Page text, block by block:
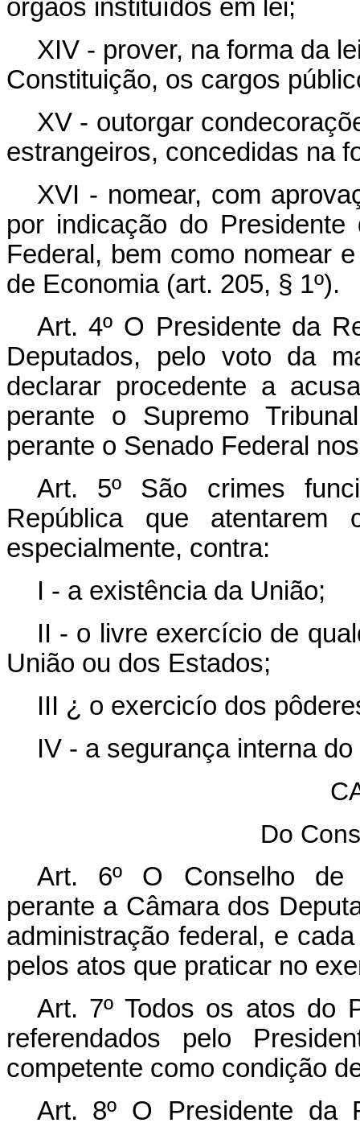
órgãos instituídos em lei;
XIV - prover, na forma da
Constituição, os cargos
XV - outorgar
estrangeiros, concedidas na
XVI - nomear, com
por indicação do
Federal, bem como nomear
de Economia (art. 205, § 1º).
Art. 4º O Presidente da
Deputados, pelo voto da
declarar procedente a
perante o Supremo
perante o Senado Federal
Art. 5º São crimes
República que atentarem
especialmente, contra:
I - a existência da União;
II - o livre exercício de
União ou dos Estados;
III ¿ o exercicío dos
IV - a segurança interna
Do
Art. 6º O Conselho de
perante a Câmara dos
administração federal, e
pelos atos que praticar no
Art. 7º Todos os atos do
referendados pelo
competente como condição
Art. 8º O Presidente da